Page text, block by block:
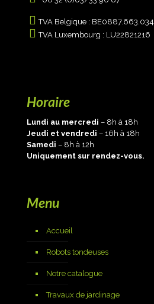
TVA Belgique : BE0887.663.034
TVA Luxembourg : LU22821216
Horaire
Lundi au mercredi – 8h à 18h
Jeudi et vendredi – 16h à 18h
Samedi – 8h à 12h
Uniquement sur rendez-vous.
Menu
Accueil
Robots tondeuses
Notre catalogue
Travaux de jardinage